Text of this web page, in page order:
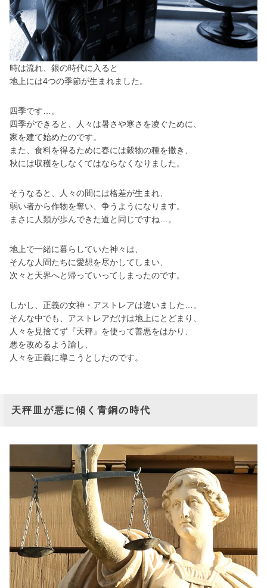
時は流れ、銀の時代に入ると
地上には4つの季節が生まれました。
四季です…。
四季ができると、人々は暑さや寒さを凌ぐために、
家を建て始めたのです。
また、食料を得るために春には穀物の種を撒き、
秋には収穫をしなくてはならなくなりました。
そうなると、人々の間には格差が生まれ、
弱い者から作物を奪い、争うようになります。
まさに人類が歩んできた道と同じですね…。
地上で一緒に暮らしていた神々は、
そんな人間たちに愛想を尽かしてしまい、
次々と天界へと帰っていってしまったのです。
しかし、正義の女神・アストレアは違いました…。
そんな中でも、アストレアだけは地上にとどまり、
人々を見捨てず『天秤』を使って善悪をはかり、
悪を改めるよう諭し、
人々を正義に導こうとしたのです。
天秤皿が悪に傾く青銅の時代